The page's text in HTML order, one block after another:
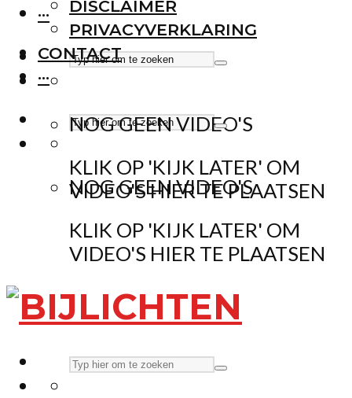
···
NOG GEEN VIDEO'S
KLIK OP 'KIJK LATER' OM
VIDEO'S HIER TE PLAATSEN
DISCLAIMER
PRIVACYVERKLARING
CONTACT
···
NOG GEEN VIDEO'S
KLIK OP 'KIJK LATER' OM
VIDEO'S HIER TE PLAATSEN